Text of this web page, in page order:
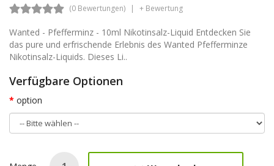
(0 Bewertungen) + Bewertung
Wanted - Pfefferminz - 10ml Nikotinsalz-Liquid Entdecken Sie
das pure und erfrischende Erlebnis des Wanted Pfefferminze
Nikotinsalz-Liquids. Dieses Li..
Verfügbare Optionen
option